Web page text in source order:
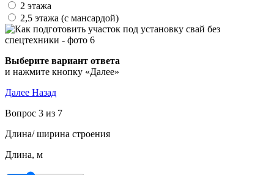
2 этажа
2,5 этажа (с мансардой)
Выберите вариант ответа
и нажмите кнопку «Далее»
Далее Назад
Вопрос 3 из 7
Длина/ ширина строения
Длина, м